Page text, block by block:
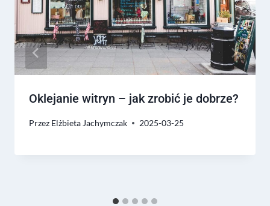
Oklejanie witryn – jak zrobić je dobrze?
Przez Elżbieta Jachymczak 2025-03-25